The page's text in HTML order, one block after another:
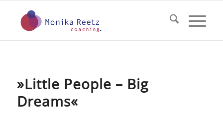
»Little People – Big
Dreams«